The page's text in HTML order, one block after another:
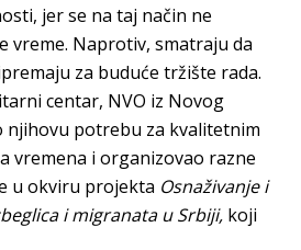
jer se na taj način ne
vreme. Naprotiv, smatraju da
za buduće tržište rada.
centar, NVO iz Novog
njihovu potrebu za kvalitetnim
vremena i organizovao razne
u okviru projekta Osnaživanje i
i migranata u Srbiji, koji